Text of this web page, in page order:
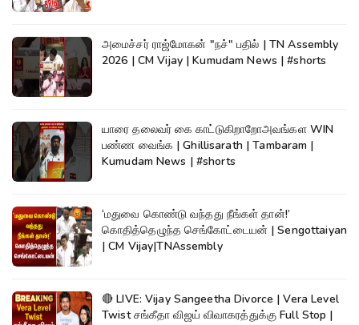
அமைச்சர் ராஜ்மோகன் "நச்" பதில் | TN Assembly
2026 | CM Vijay | Kumudam News | #shorts
யாரை தலைவர் கை காட்டுகிறாறோஅவங்கள WIN
பண்ண வைங்க | Ghillisarath | Tambaram |
Kumudam News | #shorts
‘மதுவை கொண்டு வந்தது நீங்கள் தான்!’
கொதித்தெழுந்த செங்கோட்டையன் | Sengottaiyan
| CM Vijay|TNAssembly
🔴 LIVE: Vijay Sangeetha Divorce | Vera Level
Twist சங்கீதா விஜய் விவாகரத்துக்கு Full Stop |